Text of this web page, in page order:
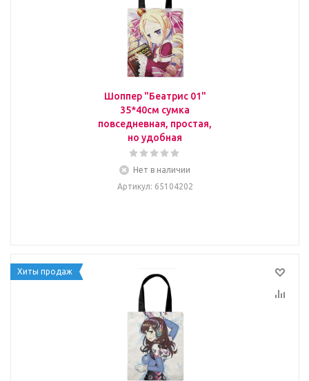
Шоппер "Беатрис 01"
35*40см сумка
повседневная, простая,
но удобная
Нет в наличии
Артикул: 65104202
Хиты продаж